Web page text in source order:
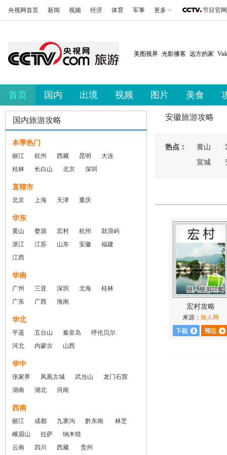
央视网首页 新闻 视频 经济 体育 军事 更多 节目官网
美图视界 光影播客 远方的家
首页 国内 出境 视频 图片 美食
国内旅游攻略
本季热门
丽江 杭州 西藏 昆明
大连
桂林
长白山 北京 深圳
直辖市
北京 上海 天津 重庆
华东
黄山 婺源 宏村 杭州
鼓浪屿
浙江
江苏 山东 安徽
福建
江西
华南
广州 三亚 深圳 北海
桂林
广东
广西 海南
华北
平遥 五台山 秦皇岛
呼伦贝尔
河北
内蒙古 山西
华中
张家界 凤凰古城 武当山
龙门石窟
湖南
湖北 河南
西南
丽江 成都 九寨沟 黔东南
林芝
峨眉山
拉萨
纳木错
云南
四川 西藏 贵州
安徽旅游攻略
热点： 黄山
宣城
宏村攻略
来源： 旅人网